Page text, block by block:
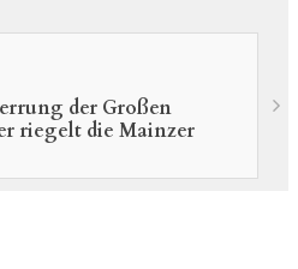
der Großen
riegelt die Mainzer